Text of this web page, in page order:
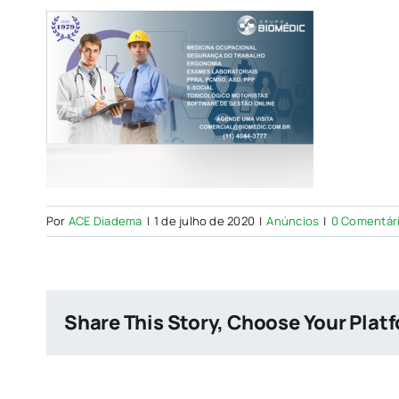
Por ACE Diadema | 1 de julho de 2020 | Anúncios | 0
Share This Story, Choose Your